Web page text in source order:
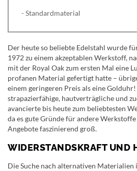
- Standardmaterial
Der heute so beliebte Edelstahl wurde
1972 zu einem akzeptablen Werkstoff,
mit der Royal Oak zum ersten Mal eine
profanen Material gefertigt hatte –
einem geringeren Preis als eine
strapazierfähige, hautverträgliche und
avancierte bis heute zum beliebtesten
da es gute Gründe für andere
Angebote faszinierend groß.
WIDERSTANDSKRAFT UND
Die Suche nach alternativen Materialien